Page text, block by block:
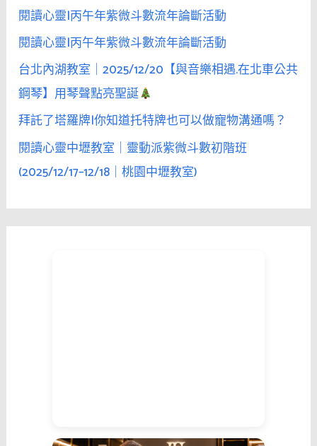
閱讀心靈|丙午年紫微斗數流年論斷活動
閱讀心靈|丙午年紫微斗數流年論斷活動
台北內湖教室｜2025/12/20【與音樂相遇.在北車公共
鋼琴】用琴聲點亮聖誕
拜託了塔羅牌|你知道托特牌也可以做寵物溝通嗎？
閱讀心靈中壢教室｜靈動派紫微斗數初階班
(2025/12/17–12/18｜桃園中壢教室)